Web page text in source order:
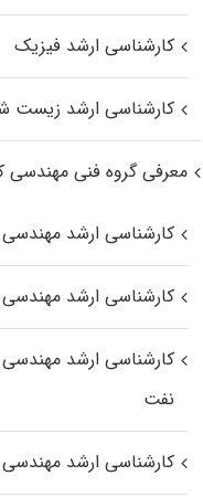
کارشناسی ارشد فیزیک
کارشناسی ارشد زیست‌
معرفی گروه فنی مهندسی
کارشناسی ارشد
کارشناسی ارشد مهندسی
کارشناسی ارشد مهندسی
نفت
کارشناسی ارشد